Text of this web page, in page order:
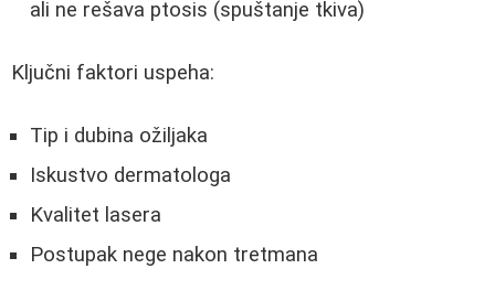
ali ne rešava ptosis (spuštanje tkiva)
Ključni faktori uspeha:
Tip i dubina ožiljaka
Iskustvo dermatologa
Kvalitet lasera
Postupak nege nakon tretmana